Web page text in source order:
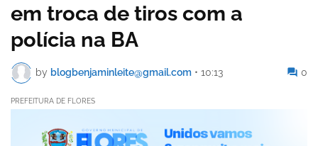
em troca de tiros com a
polícia na BA
by blogbenjaminleite@gmail.com • 10:13 0
PREFEITURA DE FLORES